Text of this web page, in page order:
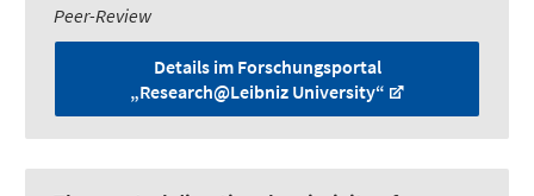
Peer-Review
Details im Forschungsportal
„Research@Leibniz University“